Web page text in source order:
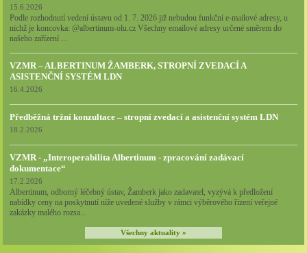
15.6.2026
Podle rozhodnutí vedení ústavu od 1. 7. 2026 již nebudou funkční e-mailové adresy, u
nichž je koncovka: @albertinum-olu.cz Všechny emailové adresy určené směrem do
našeho zařízení ...
VZMR – ALBERTINUM ŽAMBERK, STROPNÍ ZVEDACÍ A
ASISTENČNÍ SYSTÉM LDN
16.4.2026
Předběžná tržní konzultace – stropní zvedací a asistenční systém LDN
18.2.2026
VZMR - „Interoperabilita Albertinum - zpracování zadávací
dokumentace“
17.2.2026
Albertinum, odborný léčebný ústav, Žamberk jako zadavatel, vyzývá k předložení
nabídky ceny na poskytnutí níže uvedené služby v rámci výběrového řízení veřejné
zakázky malého rozsa...
Všechny aktuality »